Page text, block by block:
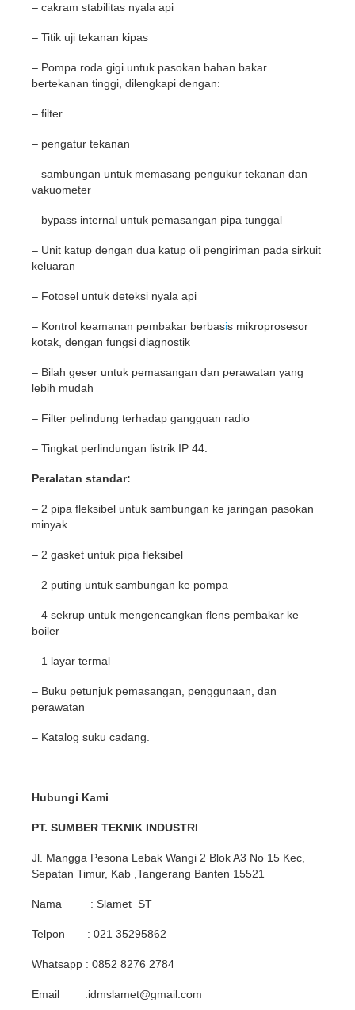
– cakram stabilitas nyala api
– Titik uji tekanan kipas
– Pompa roda gigi untuk pasokan bahan bakar
bertekanan tinggi, dilengkapi dengan:
– filter
– pengatur tekanan
– sambungan untuk memasang pengukur tekanan dan
vakuometer
– bypass internal untuk pemasangan pipa tunggal
– Unit katup dengan dua katup oli pengiriman pada sirkuit
keluaran
– Fotosel untuk deteksi nyala api
– Kontrol keamanan pembakar berbasis mikroprosesor
kotak, dengan fungsi diagnostik
– Bilah geser untuk pemasangan dan perawatan yang
lebih mudah
– Filter pelindung terhadap gangguan radio
– Tingkat perlindungan listrik IP 44.
Peralatan standar:
– 2 pipa fleksibel untuk sambungan ke jaringan pasokan
minyak
– 2 gasket untuk pipa fleksibel
– 2 puting untuk sambungan ke pompa
– 4 sekrup untuk mengencangkan flens pembakar ke
boiler
– 1 layar termal
– Buku petunjuk pemasangan, penggunaan, dan
perawatan
– Katalog suku cadang.
Hubungi Kami
PT. SUMBER TEKNIK INDUSTRI
Jl. Mangga Pesona Lebak Wangi 2 Blok A3 No 15 Kec,
Sepatan Timur, Kab ,Tangerang Banten 15521
Nama : Slamet ST
Telpon : 021 35295862
Whatsapp : 0852 8276 2784
Email :idmslamet@gmail.com